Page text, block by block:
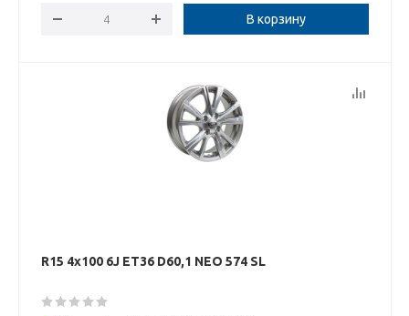
В корзину
R15 4x100 6J ET36 D60,1 NEO 574 SL